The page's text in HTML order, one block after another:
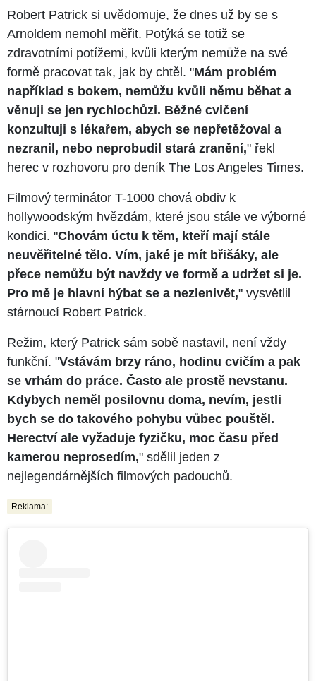
Robert Patrick si uvědomuje, že dnes už by se s
Arnoldem nemohl měřit. Potýká se totiž se
zdravotními potížemi, kvůli kterým nemůže na své
formě pracovat tak, jak by chtěl. "Mám problém
například s bokem, nemůžu kvůli němu běhat a
věnuji se jen rychlochůzi. Běžné cvičení
konzultuji s lékařem, abych se nepřetěžoval a
nezranil, nebo neprobudil stará zranění," řekl
herec v rozhovoru pro deník The Los Angeles Times.
Filmový terminátor T-1000 chová obdiv k
hollywoodským hvězdám, které jsou stále ve výborné
kondici. "Chovám úctu k těm, kteří mají stále
neuvěřitelné tělo. Vím, jaké je mít břišáky, ale
přece nemůžu být navždy ve formě a udržet si je.
Pro mě je hlavní hýbat se a nezlenivět," vysvětlil
stárnoucí Robert Patrick.
Režim, který Patrick sám sobě nastavil, není vždy
funkční. "Vstávám brzy ráno, hodinu cvičím a pak
se vrhám do práce. Často ale prostě nevstanu.
Kdybych neměl posilovnu doma, nevím, jestli
bych se do takového pohybu vůbec pouštěl.
Herectví ale vyžaduje fyzičku, moc času před
kamerou neprosedím," sdělil jeden z
nejlegendárnějších filmových padouchů.
Reklama: